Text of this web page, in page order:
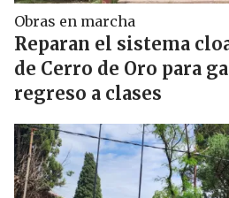
Obras en marcha
Reparan el sistema
de Cerro de Oro para
regreso a clases